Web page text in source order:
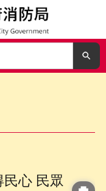
搜
尋
心 民眾